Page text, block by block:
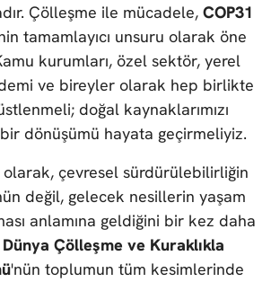
Çölleşme ile mücadele, COP31
tamamlayıcı unsuru olarak öne
kurumları, özel sektör, yerel
ve bireyler olarak hep birlikte
doğal kaynaklarımızı
dönüşümü hayata geçirmeliyiz.
olarak, çevresel sürdürülebilirliğin
değil, gelecek nesillerin yaşam
anlamına geldiğini bir kez daha
Dünya Çölleşme ve Kuraklıkla
'nün toplumun tüm kesimlerinde